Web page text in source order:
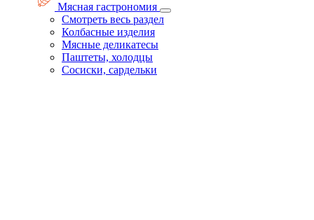
Мясная гастрономия
Смотреть весь раздел
Колбасные изделия
Мясные деликатесы
Паштеты, холодцы
Сосиски, сардельки